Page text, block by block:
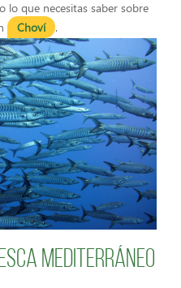
lo que necesitas saber sobre
Choví .
Mediterráneo